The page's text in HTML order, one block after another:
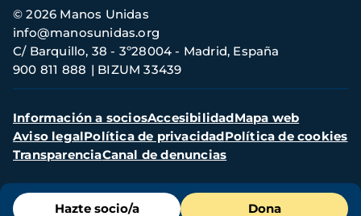
Menú
Hazte socio/a Dona
Información
de
contacto
© 2026 Manos Unidas
C/ Barquillo, 38 - 3º28004 - Madrid, España
900 811 888
BIZUM 33439
info@manosunidas.org
Menú
secundario
Información a sociosAccesibilidadMapa web
Aviso legalPolítica de privacidadPolítica de cookies
TransparenciaCanal de denuncias